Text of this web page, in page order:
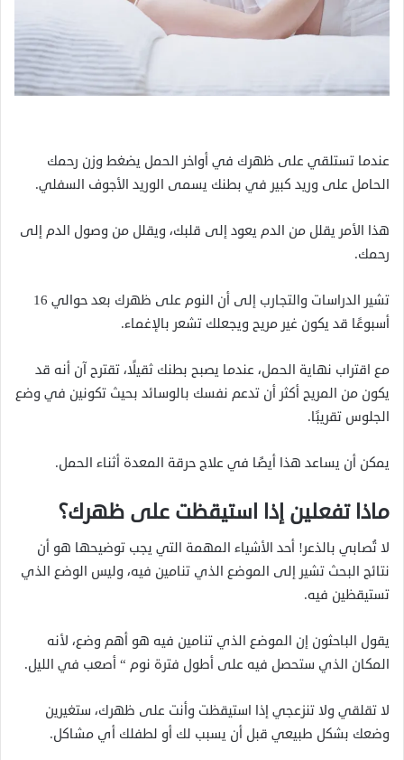
عندما تستلقي على ظهرك في أواخر الحمل يضغط وزن رحمك
الحامل على وريد كبير في بطنك يسمى الوريد الأجوف السفلي.
هذا الأمر يقلل من الدم يعود إلى قلبك، ويقلل من وصول الدم إلى
رحمك.
تشير الدراسات والتجارب إلى أن النوم على ظهرك بعد حوالي 16
أسبوعًا قد يكون غير مريح ويجعلك تشعر بالإغماء.
مع اقتراب نهاية الحمل، عندما يصبح بطنك ثقيلًا، تقترح آن أنه قد
يكون من المريح أكثر أن تدعم نفسك بالوسائد بحيث تكونين في وضع
الجلوس تقريبًا.
يمكن أن يساعد هذا أيضًا في علاج حرقة المعدة أثناء الحمل.
ماذا تفعلين إذا استيقظت على ظهرك؟
لا تُصابي بالذعر! أحد الأشياء المهمة التي يجب توضيحها هو أن
نتائج البحث تشير إلى الموضع الذي تنامين فيه، وليس الوضع الذي
تستيقظين فيه.
يقول الباحثون إن الموضع الذي تنامين فيه هو أهم وضع، لأنه
المكان الذي ستحصل فيه على أطول فترة نوم “ أصعب في الليل.
لا تقلقي ولا تنزعجي إذا استيقظت وأنت على ظهرك، ستغيرين
وضعك بشكل طبيعي قبل أن يسبب لك أو لطفلك أي مشاكل.